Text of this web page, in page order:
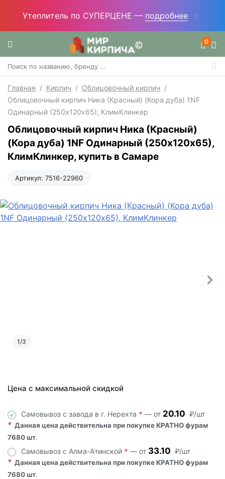
Утеплитель по СУПЕРЦЕНЕ — подробнее
0
Главная / Кирпич / Облицовочный кирпич /
Облицовочный кирпич Ника (Красный) (Кора дуба) 1NF
Одинарный (250х120х65), КлимКлинкер
Облицовочный кирпич Ника (Красный)
(Кора дуба) 1NF Одинарный (250х120х65),
КлимКлинкер, купить в Самаре
Артикул: 7516-22960
1/3
Цена с максимальной скидкой
Самовывоз с завода в г. Нерехта * — от 20.10 ₽/шт
* Данная цена действительна при покупке КРАТНО фурам
7680 шт.
Самовывоз с Алма-Атинской * — от 33.10 ₽/шт
* Данная цена действительна при покупке КРАТНО фурам
7680 шт.